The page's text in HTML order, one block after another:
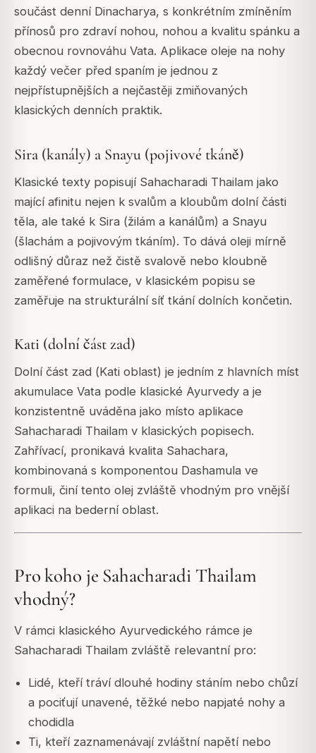
součást denní Dinacharya, s konkrétním zmíněním
přínosů pro zdraví nohou, nohou a kvalitu spánku a
obecnou rovnováhu Vata. Aplikace oleje na nohy
každý večer před spaním je jednou z
nejpřístupnějších a nejčastěji zmiňovaných
klasických denních praktik.
Sira (kanály) a Snayu (pojivové tkáně)
Klasické texty popisují Sahacharadi Thailam jako
mající afinitu nejen k svalům a kloubům dolní části
těla, ale také k Sira (žilám a kanálům) a Snayu
(šlachám a pojivovým tkáním). To dává oleji mírně
odlišný důraz než čistě svalově nebo kloubně
zaměřené formulace, v klasickém popisu se
zaměřuje na strukturální síť tkání dolních končetin.
Kati (dolní část zad)
Dolní část zad (Kati oblast) je jedním z hlavních míst
akumulace Vata podle klasické Ayurvedy a je
konzistentně uváděna jako místo aplikace
Sahacharadi Thailam v klasických popisech.
Zahřívací, pronikavá kvalita Sahachara,
kombinovaná s komponentou Dashamula ve
formuli, činí tento olej zvláště vhodným pro vnější
aplikaci na bederní oblast.
Pro koho je Sahacharadi Thailam
vhodný?
V rámci klasického Ayurvedického rámce je
Sahacharadi Thailam zvláště relevantní pro:
Lidé, kteří tráví dlouhé hodiny stáním nebo chůzí
a pociťují unavené, těžké nebo napjaté nohy a
chodidla
Ti, kteří zaznamenávají zvláštní napětí nebo